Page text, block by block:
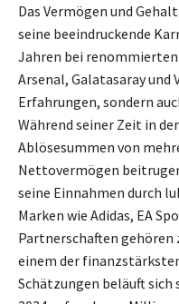
Das Vermögen und
seine beeindruckende
Jahren bei renommierten
Arsenal, Galatasaray
Erfahrungen, sondern
Während seiner Zeit in
Ablösesummen von
Nettovermögen
seine Einnahmen durch
Marken wie Adidas, EA
Partnerschaften gehören
einem der
Schätzungen beläuft